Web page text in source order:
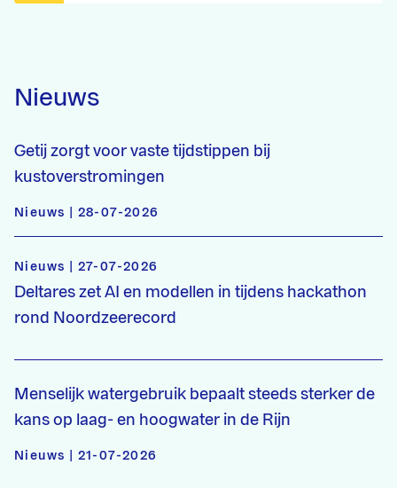
Nieuws
Getij zorgt voor vaste tijdstippen bij
kustoverstromingen
Nieuws | 28-07-2026
Nieuws | 27-07-2026
Deltares zet AI en modellen in tijdens hackathon
rond Noordzeerecord
Menselijk watergebruik bepaalt steeds sterker de
kans op laag- en hoogwater in de Rijn
Nieuws | 21-07-2026